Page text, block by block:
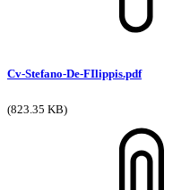
Cv-Stefano-De-FIlippis.pdf
(823.35 KB)